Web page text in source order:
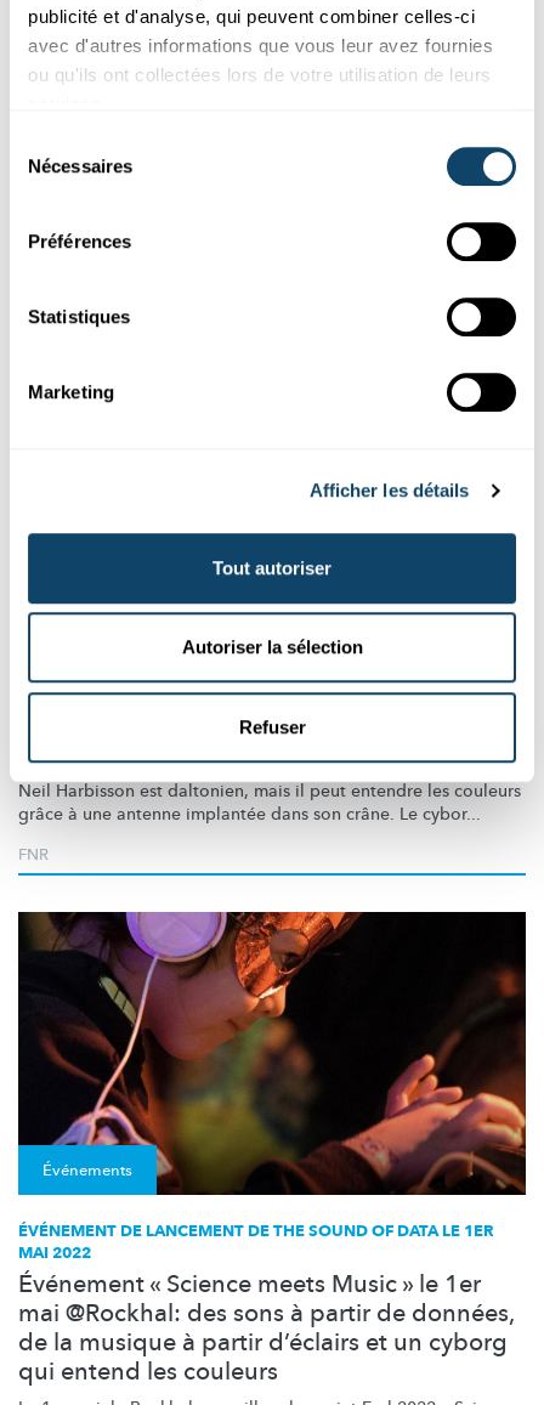
publicité et d'analyse, qui peuvent combiner celles-ci
avec d'autres informations que vous leur avez fournies
ou qu'ils ont collectées lors de votre utilisation de leurs
Nécessaires
Préférences
Statistiques
Marketing
Afficher les détails
Tout autoriser
Autoriser la sélection
Refuser
Événements
The Sound of Data : Comment les données
scientifiques se transforment en musique
Dans le cadre du projet « The Sound of Data », qui débute le
1er mai à la Rockhal, le
et musicien électron...
Événements
Quand les couleurs deviennent des sons : le
cyborg Neil Harbisson donne le coup d’envoi
de The Sound of Data
Neil Harbisson est daltonien, mais il peut entendre les couleurs
grâce à une antenne implantée dans son crâne. Le cybor...
FNR
Événements
ÉVÉNEMENT DE LANCEMENT DE THE SOUND OF DATA LE 1ER
MAI 2022
Événement « Science meets Music » le 1er
mai @Rockhal: des sons à partir de données,
de la musique à partir d’éclairs et un cyborg
qui entend les couleurs